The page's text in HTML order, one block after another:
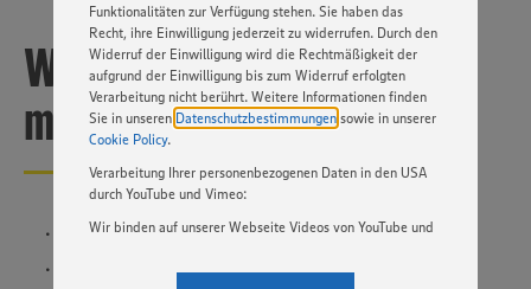
Funktionalitäten zur Verfügung stehen. Sie haben das
Recht, ihre Einwilligung jederzeit zu widerrufen. Durch den
Widerruf der Einwilligung wird die Rechtmäßigkeit der
aufgrund der Einwilligung bis zum Widerruf erfolgten
Verarbeitung nicht berührt. Weitere Informationen finden
Sie in unseren Datenschutzbestimmungen sowie in unserer
Cookie Policy.
Verarbeitung Ihrer personenbezogenen Daten in den USA
durch YouTube und Vimeo:
Wir binden auf unserer Webseite Videos von YouTube und
Einstellungen bezüglich YouTube und Vimeo zu ändern,
Was sollte man dafür
mitbringen?
Hauptschulabschluss
Persönliche Hygiene und Sauberkeit